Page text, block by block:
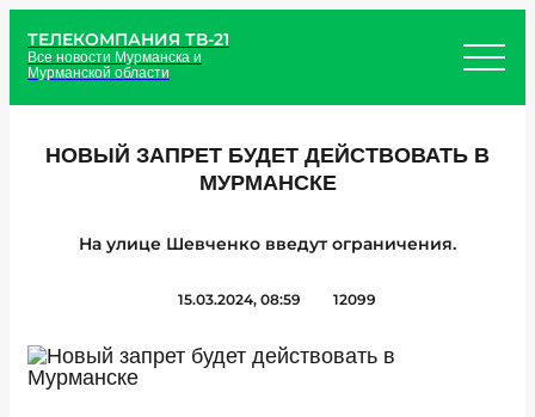
ТЕЛЕКОМПАНИЯ ТВ-21
Все новости Мурманска и
Мурманской области
НОВЫЙ ЗАПРЕТ БУДЕТ ДЕЙСТВОВАТЬ В
МУРМАНСКЕ
На улице Шевченко введут ограничения.
15.03.2024, 08:59 12099